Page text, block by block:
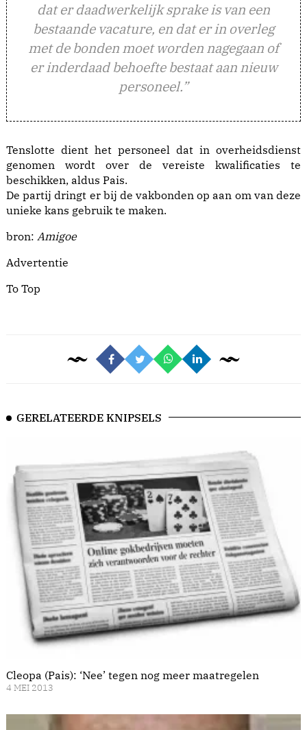
dat er daadwerkelijk sprake is van een
bestaande vacature, en dat er in overleg
met de bonden moet worden nagegaan of
er inderdaad behoefte bestaat aan nieuw
personeel.”
Tenslotte dient het personeel dat in overheidsdienst
genomen wordt over de vereiste kwalificaties te
beschikken, aldus Pais.
De partij dringt er bij de vakbonden op aan om van deze
unieke kans gebruik te maken.
bron: Amigoe
Advertentie
To Top
GERELATEERDE KNIPSELS
Cleopa (Pais): ‘Nee’ tegen nog meer maatregelen
4 MEI 2013